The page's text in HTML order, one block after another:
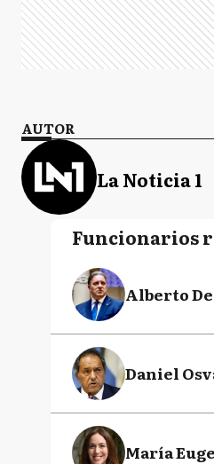
AUTOR
La Noticia 1
Funcionarios
Alberto De
Daniel
María